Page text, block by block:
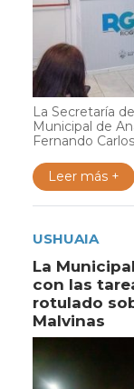
La Secretaría
Municipal de
Fernando
Leer más +
USHUAIA
La
con las
rotulado
Malvinas